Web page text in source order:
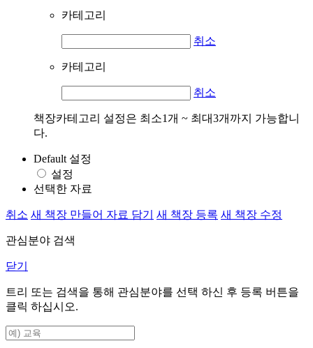
카테고리
취소
카테고리
취소
책장카테고리 설정은 최소1개 ~ 최대3개까지 가능합니
다.
Default 설정
설정
선택한 자료
취소 새 책장 만들어 자료 담기 새 책장 등록 새 책장 수정
관심분야 검색
닫기
트리 또는 검색을 통해 관심분야를 선택 하신 후 등록 버튼을
클릭 하십시오.